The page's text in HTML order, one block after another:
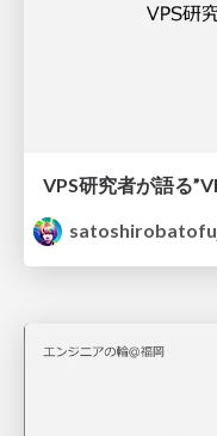
VPS研究者が語る